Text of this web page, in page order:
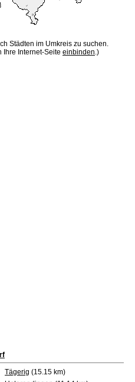
Städten im Umkreis zu suchen.
Ihre Internet-Seite einbinden.)
Tägerig (15.15 km)